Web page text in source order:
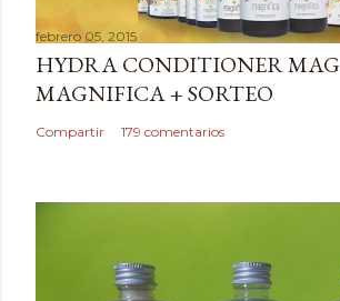
a
r
u
n
c
febrero 05, 2015
HYDRA CONDITIONER MAG
MAGNIFICA + SORTEO
Compartir 179 comentarios